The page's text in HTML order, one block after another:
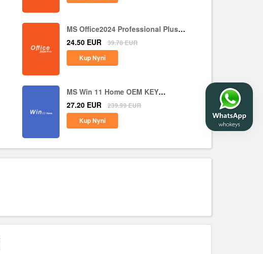
MS Office2024 Professional Plus
CD Key Global
24.50 EUR 39.78EUR
Kup Nyní
MS Win 11 Home OEM KEY
GLOBAL
27.20 EUR 239.99EUR
Kup Nyní